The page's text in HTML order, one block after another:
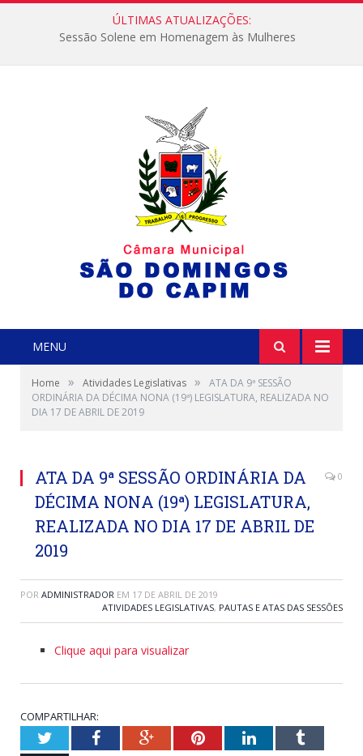
ÚLTIMAS ATUALIZAÇÕES:
Sessão Solene em Homenagem às Mulheres
MENU
Home » Atividades Legislativas »
ATA DA 9ª SESSÃO
ORDINÁRIA DA DÉCIMA NONA (19ª) LEGISLATURA, REALIZADA NO
DIA 17 DE ABRIL DE 2019
ATA DA 9ª SESSÃO ORDINÁRIA DA
DÉCIMA NONA (19ª) LEGISLATURA,
REALIZADA NO DIA 17 DE ABRIL DE
2019
0
POR ADMINISTRADOR EM 17 DE ABRIL DE 2019
ATIVIDADES LEGISLATIVAS, PAUTAS E ATAS DAS SESSÕES
Clique aqui para visualizar
COMPARTILHAR:
TwitterFacebookGoogle+PinterestLinkedInTumblr